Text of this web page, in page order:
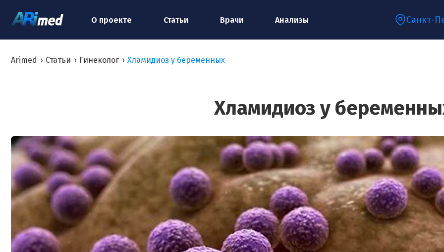
О проекте Статьи Врачи Анализы Санкт-
Arimed › Статьи › Гинеколог › Хламидиоз у беременных
Хламидиоз у
специалисту
Ваш телефон:*
Ваш e-mail:*
Я согласен наобработку моих персональных данных